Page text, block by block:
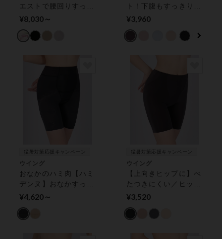
エストで腰回りすっき
り ガードル（ロング
¥8,030～
ト！下腹もすっきり
【骨盤ささエール】
¥3,960
猛暑対策応援キャンペーン
ウイング
おなかのハミ肉【ハミ
デンヌ】おなかすっき
りサポート ガードル
¥4,620～
猛暑対策応援キャンペーン
ウイング
【上向きヒップに】べ
たつきにくい／ヒップ
下からお尻を持ち上げ
ル】 ガードル（ロン
¥3,520